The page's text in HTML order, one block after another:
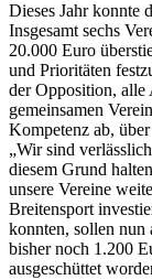
Dieses Jahr konnte
Insgesamt sechs
20.000 Euro
und Prioritäten
der Opposition, alle
gemeinsamen
Kompetenz ab,
„Wir sind
diesem Grund
unsere Vereine
Breitensport
konnten, sollen nun
bisher noch 1.200
ausgeschüttet